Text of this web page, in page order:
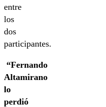
entre
los
dos
participantes.
“Fernando
Altamirano
lo
perdió